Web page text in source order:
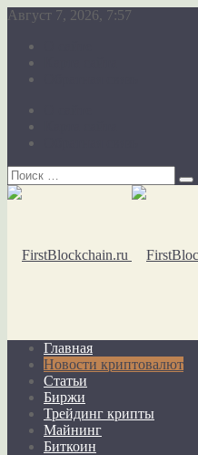
Август 7, 2026, 7:57
Главная
Новости криптовалют
Статьи
Биржи
Трейдинг крипты
Майнинг
Биткоин